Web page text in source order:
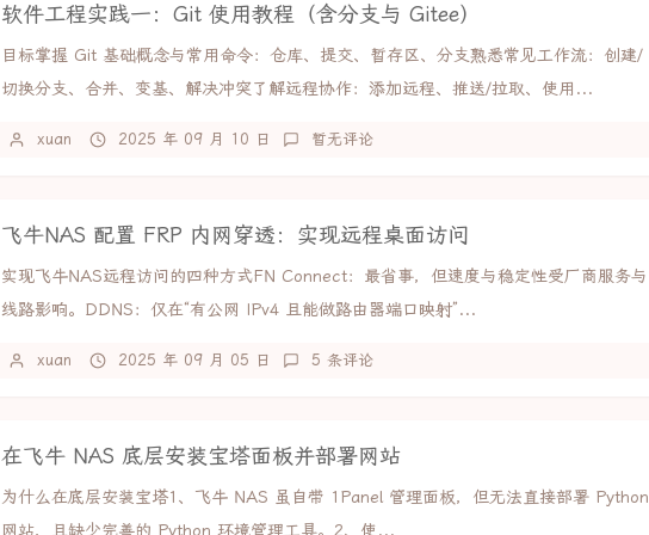
软件工程实践一：Git 使用教程（含分支与 Gitee）
目标掌握 Git 基础概念与常用命令：仓库、提交、暂存区、分支熟悉常见工作流：创建/
切换分支、合并、变基、解决冲突了解远程协作：添加远程、推送/拉取、使用...
xuan 2025 年 09 月 10 日 暂无评论
飞牛NAS 配置 FRP 内网穿透：实现远程桌面访问
实现飞牛NAS远程访问的四种方式FN Connect：最省事，但速度与稳定性受厂商服务与
线路影响。DDNS：仅在“有公网 IPv4 且能做路由器端口映射”...
xuan 2025 年 09 月 05 日 5 条评论
在飞牛 NAS 底层安装宝塔面板并部署网站
为什么在底层安装宝塔1、飞牛 NAS 虽自带 1Panel 管理面板，但无法直接部署 Python
网站，且缺少完善的 Python 环境管理工具。2、使...